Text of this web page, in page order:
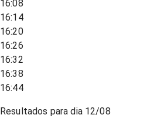
16:08
16:14
16:20
16:26
16:32
16:38
16:44
Resultados para dia 12/08